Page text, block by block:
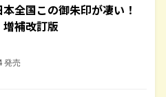
全国この御朱印が凄い！
補改訂版
発売